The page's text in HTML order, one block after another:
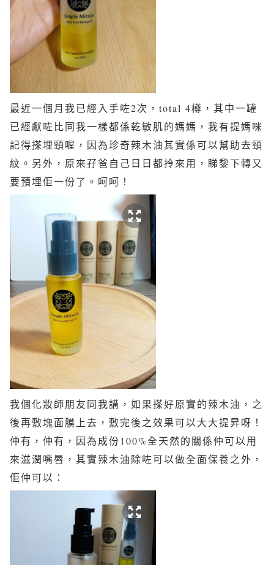
最近一個月我已經入手咗2次，total 4樽，其中一罐
已經獻咗比同我一樣都係乾敏肌的媽媽，我有提媽咪
記得搽埋頸喔，因為珍奇辣木油其實係可以幫助去頸
紋。另外，原來孖爸自己日日都拎來用，睇黎下轉又
要預埋佢一份了。呵呵！
我個化妝師朋友同我講，如果搽好原實的辣木油，之
後再敷塊面膜上去，敷完後之效果可以大大提昇呀！
仲有，仲有，因為成份100%全天然的關係仲可以用
來滋潤嘴唇，其實辣木油除咗可以做全面保養之外，
佢仲可以：